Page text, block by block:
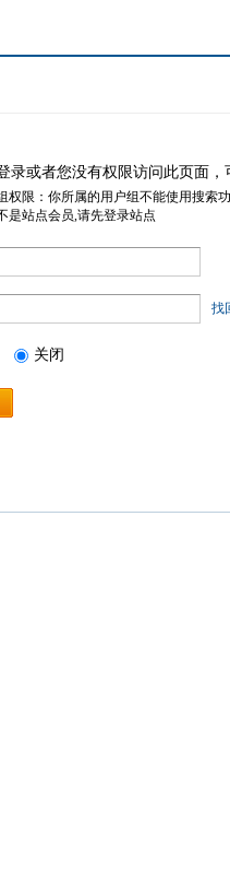
录或者您没有权限访问此页面
权限：你所属的用户组不能使用搜索
是站点会员,请先登录站点
找
关闭